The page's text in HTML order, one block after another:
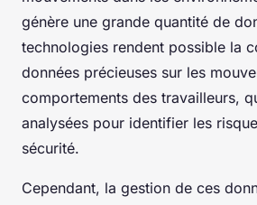
génère une grande quantité de
technologies rendent possible la
données précieuses sur les
comportements des travailleurs,
analysées pour identifier les
sécurité.
Cependant, la gestion de ces